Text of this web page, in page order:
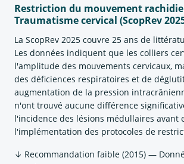
Restriction du mouvement
Traumatisme cervical (ScopRev
La ScopRev 2025 couvre 25 ans de
Les données indiquent que les colliers
l'amplitude des mouvements cervicaux,
des déficiences respiratoires et de
augmentation de la pression
n'ont trouvé aucune différence
l'incidence des lésions médullaires avant
l'implémentation des protocoles de
↓ Recommandation faible (2015) —